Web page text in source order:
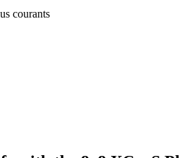
courants